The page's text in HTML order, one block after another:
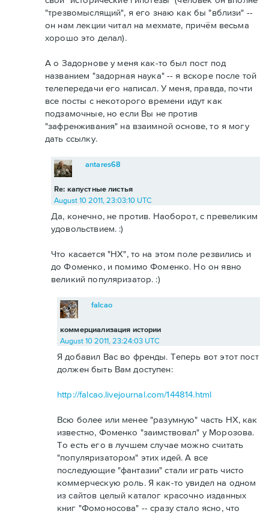
"трезвомыслящий", я его знаю как бы "вблизи" --
он нам лекции читал на мехмате, причём весьма
хорошо это делал).
А о Задорнове у меня как-то был пост под
названием "задорная наука" -- я вскоре после той
телепередачи его написал. У меня, правда, почти
все посты с некоторого времени идут как
подзамочные, но если Вы не против
"зафренживания" на взаимной основе, то я могу
дать ссылку.
Re: капустные листья
antares68
August 10 2011, 23:03:10 UTC
Да, конечно, не против. Наоборот, с превеликим
удовольствием. :)
Что касается "НХ", то на этом поле резвились и
до Фоменко, и помимо Фоменко. Но он явно
великий популяризатор. :)
коммерциализация истории
falcao
August 10 2011, 23:24:03 UTC
Я добавил Вас во френды. Теперь вот этот пост
должен быть Вам доступен:
http://falcao.livejournal.com/144814.html
Всю более или менее "разумную" часть НХ, как
известно, Фоменко "заимствовал" у Морозова.
То есть его в лучшем случае можно считать
"популяризатором" этих идей. А все
последующие "фантазии" стали играть чисто
коммерческую роль. Я как-то увидел на одном
из сайтов целый каталог красочно изданных
книг "Фомоносова" -- сразу стало ясно, что